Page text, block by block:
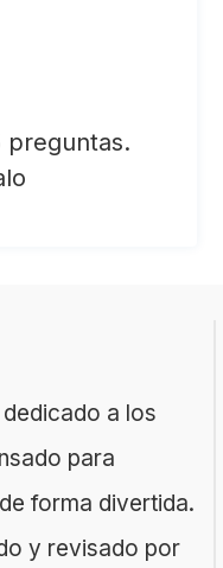
preguntas.
a los
para
forma divertida.
y revisado por